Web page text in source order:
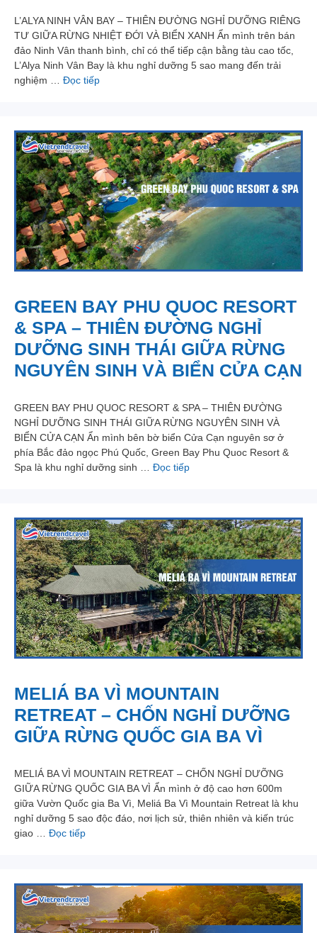
L’ALYA NINH VÂN BAY – THIÊN ĐƯỜNG NGHỈ DƯỠNG RIÊNG
TƯ GIỮA RỪNG NHIỆT ĐỚI VÀ BIỂN XANH Ẩn mình trên bán
đảo Ninh Vân thanh bình, chỉ có thể tiếp cận bằng tàu cao tốc,
L’Alya Ninh Vân Bay là khu nghỉ dưỡng 5 sao mang đến trải
nghiệm … Đọc tiếp
GREEN BAY PHU QUOC RESORT
& SPA – THIÊN ĐƯỜNG NGHỈ
DƯỠNG SINH THÁI GIỮA RỪNG
NGUYÊN SINH VÀ BIỂN CỬA CẠN
GREEN BAY PHU QUOC RESORT & SPA – THIÊN ĐƯỜNG
NGHỈ DƯỠNG SINH THÁI GIỮA RỪNG NGUYÊN SINH VÀ
BIỂN CỬA CẠN Ẩn mình bên bờ biển Cửa Cạn nguyên sơ ở
phía Bắc đảo ngọc Phú Quốc, Green Bay Phu Quoc Resort &
Spa là khu nghỉ dưỡng sinh … Đọc tiếp
MELIÁ BA VÌ MOUNTAIN
RETREAT – CHỐN NGHỈ DƯỠNG
GIỮA RỪNG QUỐC GIA BA VÌ
MELIÁ BA VÌ MOUNTAIN RETREAT – CHỐN NGHỈ DƯỠNG
GIỮA RỪNG QUỐC GIA BA VÌ Ẩn mình ở độ cao hơn 600m
giữa Vườn Quốc gia Ba Vì, Meliá Ba Vì Mountain Retreat là khu
nghỉ dưỡng 5 sao độc đáo, nơi lịch sử, thiên nhiên và kiến trúc
giao … Đọc tiếp